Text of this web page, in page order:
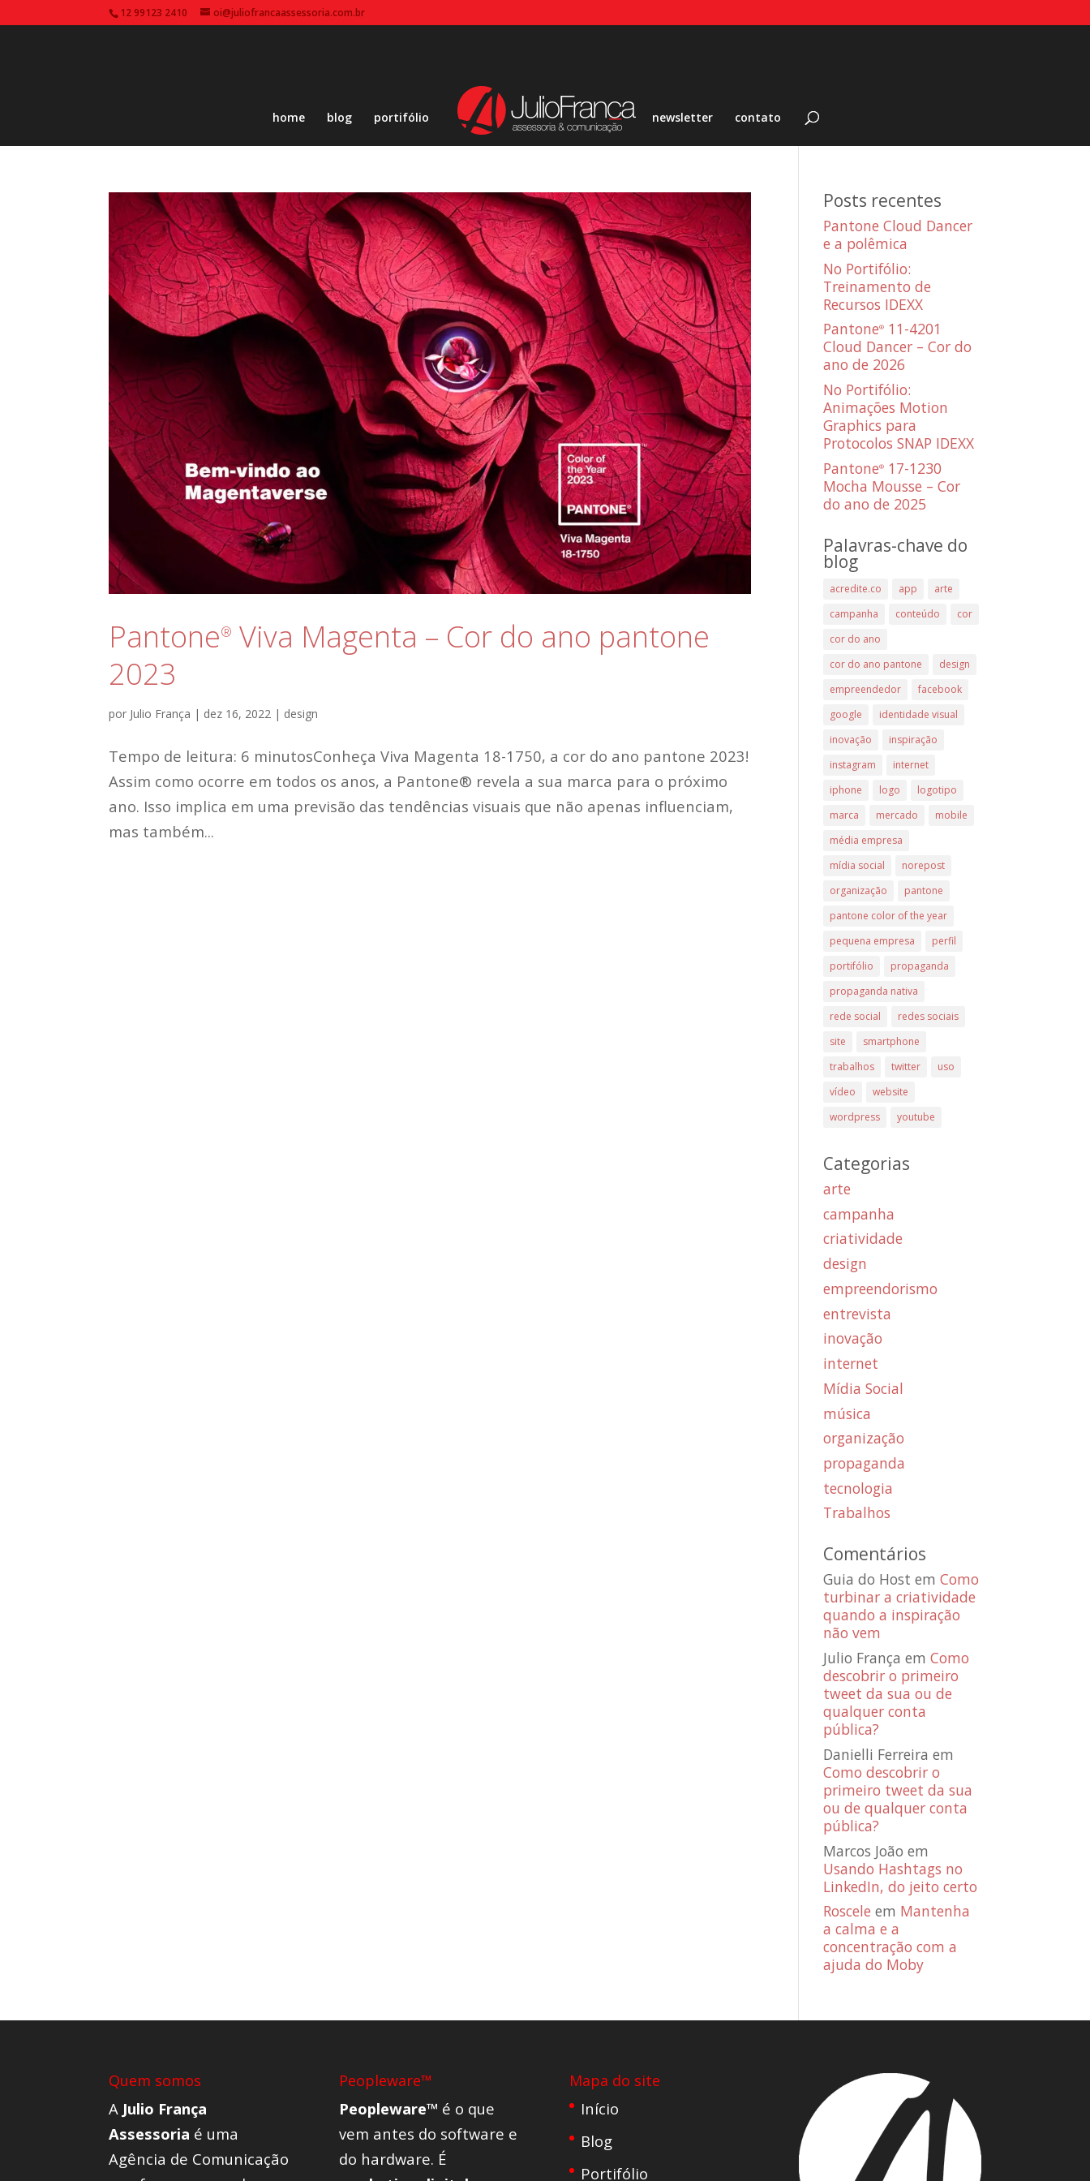
12 99123 2410 oi@juliofrancaassessoria.com.br
home blog portifólio newsletter contato
Pantone® Viva Magenta – Cor do ano pantone
2023
por Julio França | dez 16, 2022 | design
Tempo de leitura: 6 minutosConheça Viva Magenta 18-1750, a cor do ano pantone 2023!
Assim como ocorre em todos os anos, a Pantone® revela a sua marca para o próximo
ano. Isso implica em uma previsão das tendências visuais que não apenas influenciam,
mas também...
Posts recentes
Pantone Cloud Dancer
e a polêmica
No Portifólio:
Treinamento de
Recursos IDEXX
Pantone® 11-4201
Cloud Dancer – Cor do
ano de 2026
No Portifólio:
Animações Motion
Graphics para
Protocolos SNAP IDEXX
Pantone® 17-1230
Mocha Mousse – Cor
do ano de 2025
Palavras-chave do
blog
acredite.co app
arte
campanha
conteúdo
cor
cor do ano
cor do ano pantone
design
empreendedor
facebook
google
identidade visual
inovação
inspiração
instagram
internet
iphone
logo
logotipo
marca
mercado
mobile
média empresa
mídia social
norepost
organização
pantone
pantone color of the year
pequena empresa
perfil
portifólio
propaganda
propaganda nativa
rede social
redes sociais
site
smartphone
trabalhos
twitter
uso
vídeo
website
wordpress
youtube
Categorias
arte
campanha
criatividade
design
empreendorismo
entrevista
inovação
internet
Mídia Social
música
organização
propaganda
tecnologia
Trabalhos
Comentários
Guia do Host emComo
turbinar a criatividade
quando a inspiração
não vem
Julio França emComo
descobrir o primeiro
tweet da sua ou de
qualquer conta
pública?
Danielli Ferreira em
Como descobrir o
primeiro tweet da sua
ou de qualquer conta
pública?
Marcos João em
Usando Hashtags no
LinkedIn, do jeito certo
Roscele em Mantenha
a calma e a
concentração com a
ajuda do Moby
Quem somos
A Julio França
Assessoria é uma
Agência de Comunicação
Peopleware™
Peopleware™ é o que
vem antes do software e
do hardware. É
Mapa do site
Início
Blog
Portifólio